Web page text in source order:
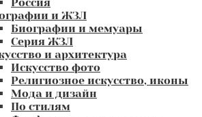
и ЖЗЛ
Биографии и мемуары
Серия ЖЗЛ
и архитектура
Искусство фото
Религиозное искусство, иконы
Мода и дизайн
По стилям